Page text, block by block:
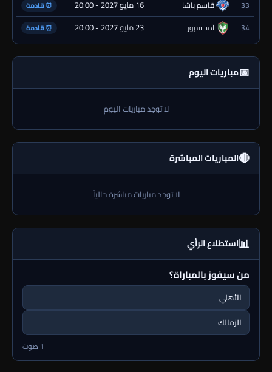
33 قاسم باشا 16 مايو 2027 - 20:00 ⏰ قادمة
34 آمد سبور 23 مايو 2027 - 20:00 ⏰ قادمة
📅مباريات اليوم
لا توجد مباريات اليوم
🔴المباريات المباشرة
لا توجد مباريات مباشرة حالياً
📊استطلاع الرأي
من سيفوز بالمباراة؟
الأهلي
الزمالك
1 صوت